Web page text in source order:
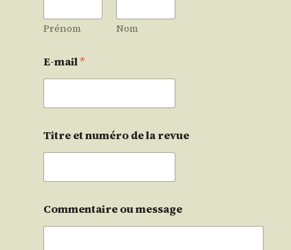
Prénom Nom
E-mail*
Titre et numéro de la revue
Commentaire ou message